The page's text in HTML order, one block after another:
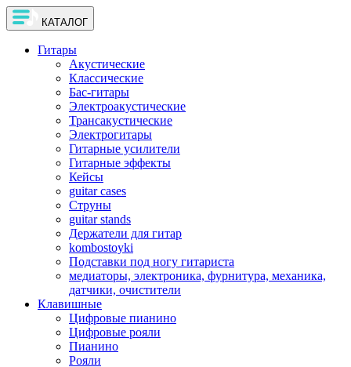
КАТАЛОГ
Гитары
Акустические
Классические
Бас-гитары
Электроакустические
Трансакустические
Электрогитары
Гитарные усилители
Гитарные эффекты
Кейсы
guitar cases
Струны
guitar stands
Держатели для гитар
kombostoyki
Подставки под ногу гитариста
медиаторы, электроника, фурнитура, механика,
датчики, очистители
Клавишные
Цифровые пианино
Цифровые рояли
Пианино
Рояли